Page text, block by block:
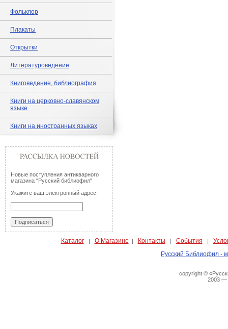
Фольклор
Плакаты
Открытки
Литературоведение
Книговедение, библиография
Книги на церковно-славянском
языке
Книги на иностранных языках
Новые поступления антикварного
магазина "Русский библиофил"
Укажите ваш электронный адрес:
Каталог| О Магазине | Контакты | События |
Русский Библиофил -
copyright ©
2003 —